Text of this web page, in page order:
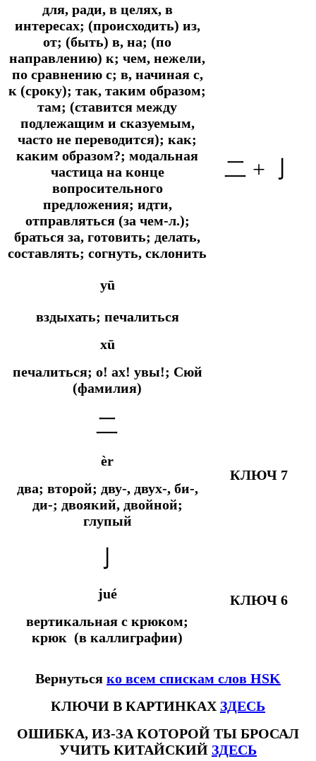
для, ради, в целях, в
интересах; (происходить) из,
от; (быть) в, на; (по
направлению) к; чем, нежели,
по сравнению с; в, начиная с,
к (сроку); так, таким образом;
там; (ставится между
подлежащим и сказуемым,
часто не переводится); как;
каким образом?; модальная
частица на конце
вопросительного
предложения; идти,
отправляться (за чем-л.);
браться за, готовить; делать,
составлять; согнуть, склонить
yū
вздыхать; печалиться
xū
печалиться; о! ах! увы!; Сюй
(фамилия)
二 +
二
èr
два; второй; дву-, двух-, би-,
ди-; двоякий, двойной;
глупый
КЛЮЧ 7
jué
вертикальная с крюком;
крюк (в каллиграфии)
КЛЮЧ 6
Вернуться ко всем спискам слов HSK
КЛЮЧИ В КАРТИНКАХ ЗДЕСЬ
ОШИБКА, ИЗ-ЗА КОТОРОЙ ТЫ БРОСАЛ
УЧИТЬ КИТАЙСКИЙ ЗДЕСЬ